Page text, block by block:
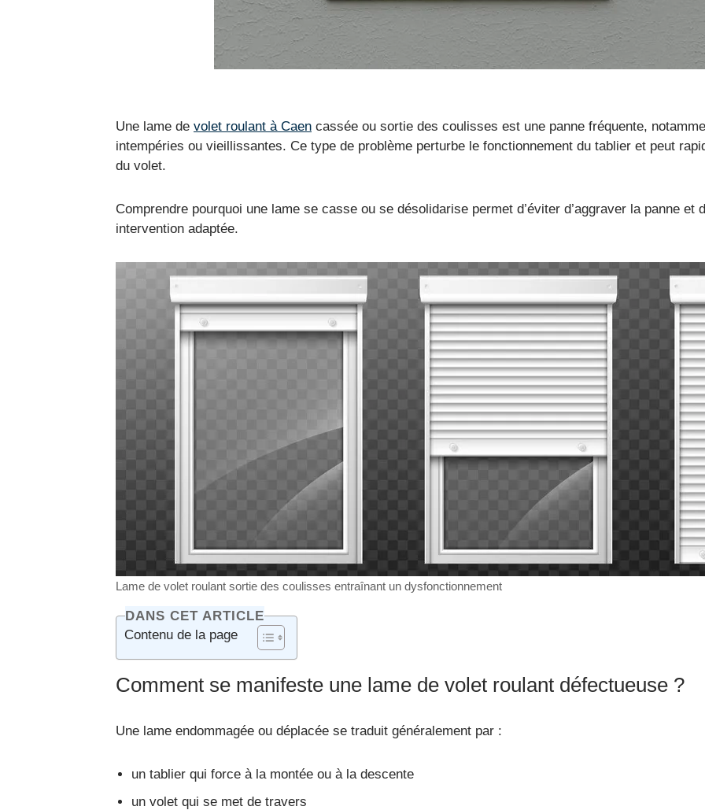
Une lame de volet roulant à Caen cassée ou sortie des coulisses est une panne fréquente,
intempéries ou vieillissantes. Ce type de problème perturbe le fonctionnement du tablier et peut
du volet.
Comprendre pourquoi une lame se casse ou se désolidarise permet d’éviter d’aggraver la panne et
intervention adaptée.
Lame de volet roulant sortie des coulisses entraînant un dysfonctionnement
DANS CET ARTICLE
Contenu de la page
Comment se manifeste une lame de volet roulant défectueuse ?
Une lame endommagée ou déplacée se traduit généralement par :
un tablier qui force à la montée ou à la descente
un volet qui se met de travers